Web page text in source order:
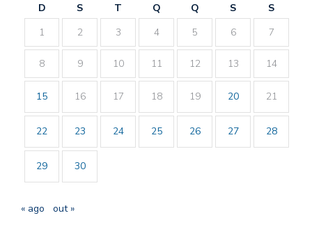
D S T Q Q S
S
1
2 3 4 5 6 7
8 9 10 11 12 13 14
15 16 17 18 19 20 21
22 23 24 25 26 27 28
29 30
« ago out »